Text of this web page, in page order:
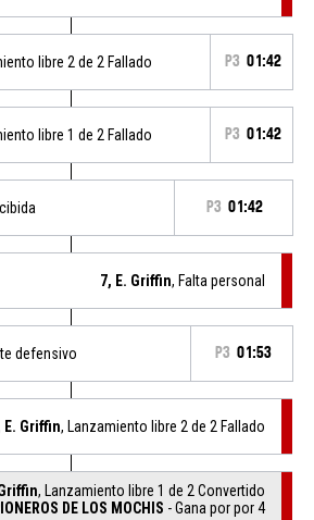
libre 2 de 2 Fallado P3 01:42
libre 1 de 2 Fallado P3 01:42
P3 01:42
7, E. Griffin, Falta personal
defensivo P3 01:53
E. Griffin, Lanzamiento libre 2 de 2 Fallado
, Lanzamiento libre 1 de 2 Convertido
DE LOS MOCHIS - Gana por por 4